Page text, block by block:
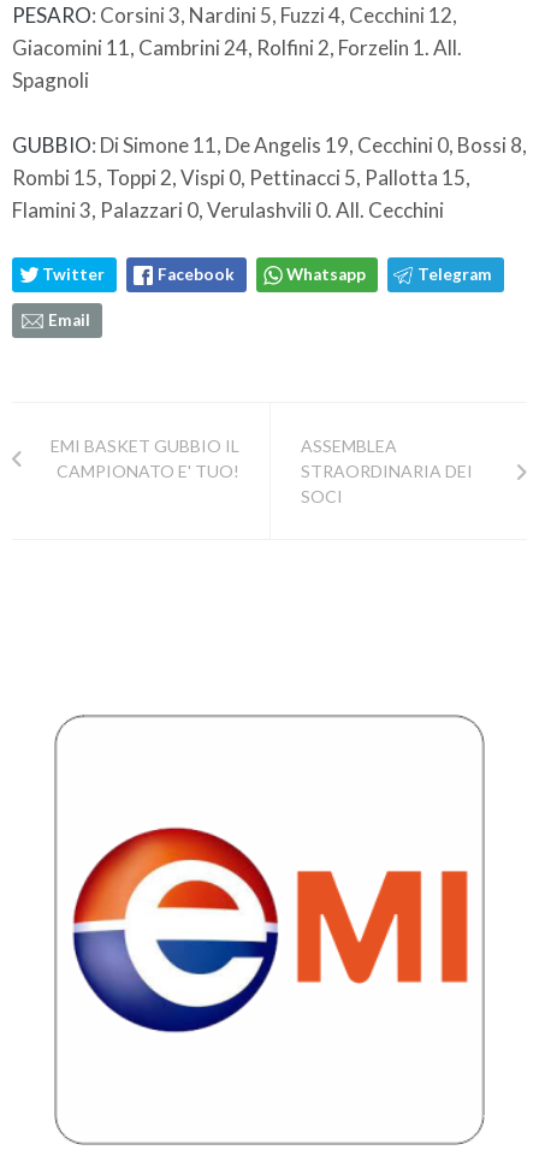
PESARO: Corsini 3, Nardini 5, Fuzzi 4, Cecchini 12,
Giacomini 11, Cambrini 24, Rolfini 2, Forzelin 1. All.
Spagnoli
GUBBIO: Di Simone 11, De Angelis 19, Cecchini 0, Bossi 8,
Rombi 15, Toppi 2, Vispi 0, Pettinacci 5, Pallotta 15,
Flamini 3, Palazzari 0, Verulashvili 0. All. Cecchini
Twitter Facebook Whatsapp Telegram
Email
EMI BASKET GUBBIO IL
CAMPIONATO E' TUO!
ASSEMBLEA
STRAORDINARIA DEI
SOCI